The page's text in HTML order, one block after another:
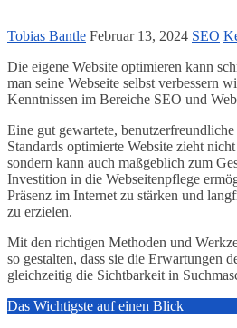
Tobias Bantle Februar 13, 2024 SEO
Die eigene Website optimieren kann
man seine Webseite selbst verbessern
Kenntnissen im Bereiche SEO und
Eine gut gewartete,
Standards optimierte Website zieht
sondern kann auch maßgeblich zum
Investition in die Webseitenpflege
Präsenz im Internet zu stärken und
zu erzielen.
Mit den richtigen Methoden und
so gestalten, dass sie die Erwartungen
gleichzeitig die Sichtbarkeit in
Das Wichtigste auf einen Blick